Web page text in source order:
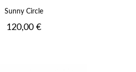
Sunny Circle
Prix
120,00 €